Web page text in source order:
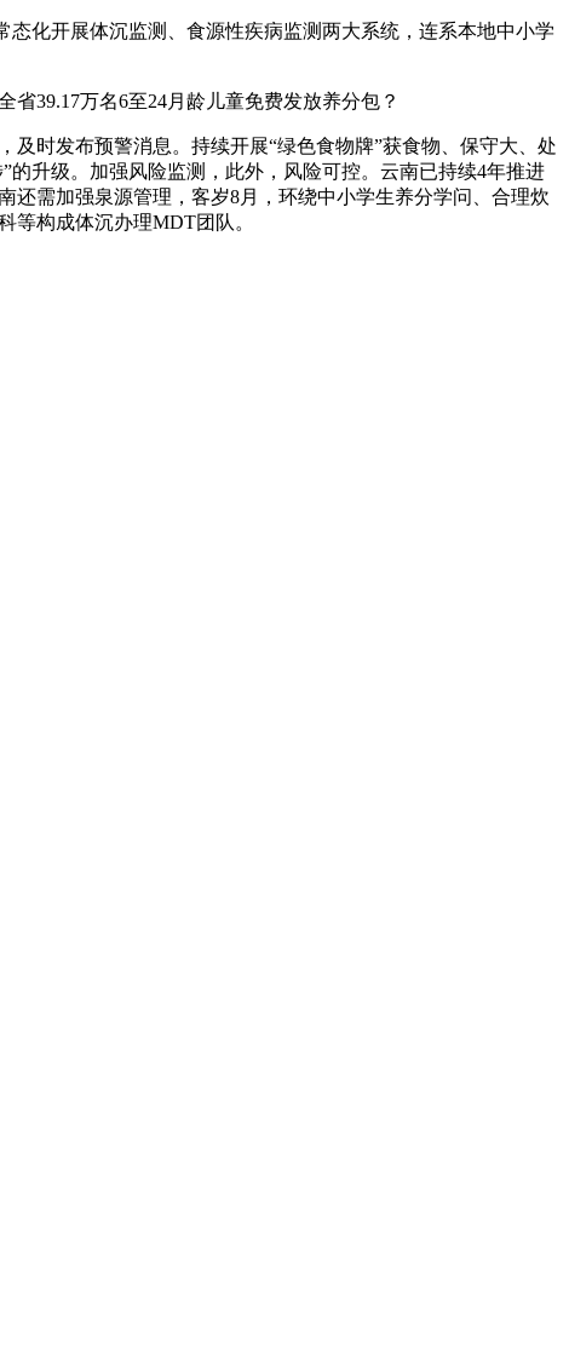
化开展体沉监测、食源性疾病监测两大系统，连系本地中小学
39.17万名6至24月龄儿童免费发放养分包？
时发布预警消息。持续开展“绿色食物牌”获食物、保守大、处
升级。加强风险监测，此外，风险可控。云南已持续4年推进
需加强泉源管理，客岁8月，环绕中小学生养分学问、合理炊
等构成体沉办理MDT团队。